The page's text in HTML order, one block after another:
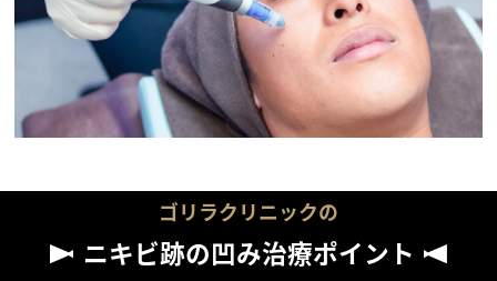
ゴリラクリニックの
ニキビ跡の凹み治療ポイント